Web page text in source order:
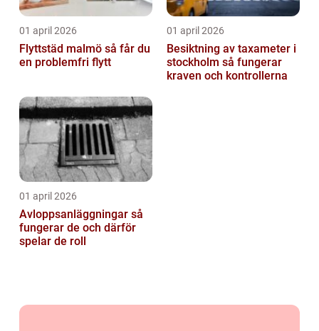
01 april 2026
Flyttstäd malmö så får du
en problemfri flytt
01 april 2026
Besiktning av taxameter i
stockholm så fungerar
kraven och kontrollerna
01 april 2026
Avloppsanläggningar så
fungerar de och därför
spelar de roll